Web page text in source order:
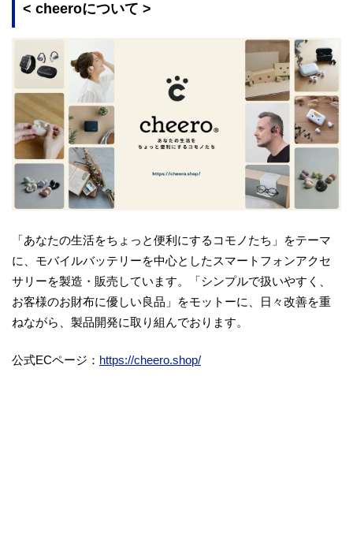
< cheeroについて >
「あなたの生活をちょっと便利にするコモノたち」をテーマ
に、モバイルバッテリーを中心としたスマートフォンアクセ
サリーを製造・販売しています。「シンプルで扱いやすく、
お客様のお財布に優しい良品」をモットーに、日々改善を重
ねながら、製品開発に取り組んでおります。
公式ECページ： https://cheero.shop/